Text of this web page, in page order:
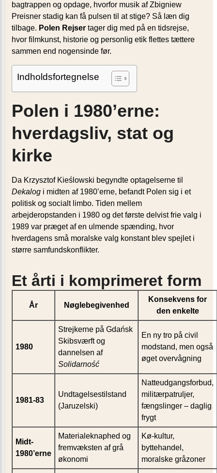
bagtrappen og opdage, hvorfor musik af Zbigniew
Preisner stadig kan få pulsen til at stige? Så læn dig
tilbage. Polen Rejser tager dig med på en tidsrejse,
hvor filmkunst, historie og personlig etik flettes tættere
sammen end nogensinde før.
Indholdsfortegnelse
Polen i 1980’erne:
hverdagsliv, stat og
kirke
Da Krzysztof Kieślowski begyndte optagelserne til
Dekalog i midten af 1980’erne, befandt Polen sig i et
politisk og socialt limbo. Tiden mellem
arbejderopstanden i 1980 og det første delvist frie valg i
1989 var præget af en ulmende spænding, hvor
hverdagens små moralske valg konstant blev spejlet i
større samfundskonflikter.
Et årti i komprimeret form
År Nøglebegivenhed
Konsekvens for
den enkelte
1980
Strejkerne på Gdańsk
Skibsværft og
dannelsen af
Solidarność
En ny tro på civil
modstand, men også
øget overvågning
1981-83
Undtagelsestilstand
(Jaruzelski)
Natteudgangsforbud,
militærpatruljer,
fængslinger – daglig
frygt
Midt-
1980’erne
Materialeknaphed og
fremvæksten af grå
økonomi
Kø-kultur,
byttehandel,
moralske gråzoner